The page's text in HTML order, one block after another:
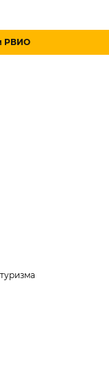
РВИО